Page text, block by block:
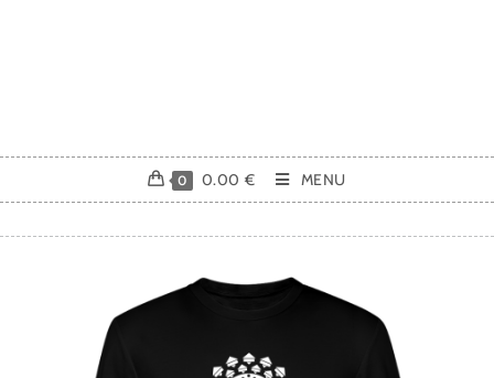
0 0.00 € MENU